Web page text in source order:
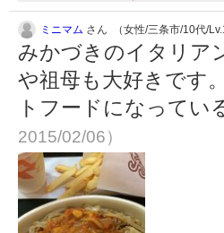
ミニマム さん （女性/三条市/10代/
みかづきのイタリア
や祖母も大好きです
トフードになって
2015/02/06）